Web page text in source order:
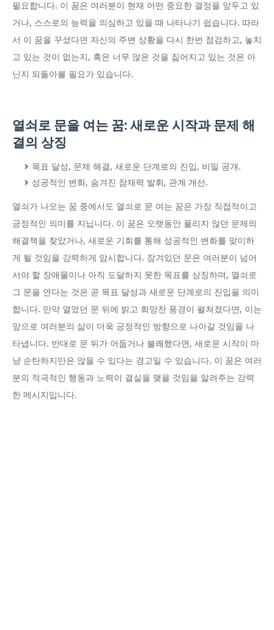
필요합니다. 이 꿈은 여러분이 현재 어떤 중요한 결정을 앞두고 있
거나, 스스로의 능력을 의심하고 있을 때 나타나기 쉽습니다. 따라
서 이 꿈을 꾸셨다면 자신의 주변 상황을 다시 한번 점검하고, 놓치
고 있는 것이 없는지, 혹은 너무 많은 것을 짊어지고 있는 것은 아
닌지 되돌아볼 필요가 있습니다.
열쇠로 문을 여는 꿈: 새로운 시작과 문제 해
결의 상징
목표 달성, 문제 해결, 새로운 단계로의 진입, 비밀 공개.
성공적인 변화, 숨겨진 잠재력 발휘, 관계 개선.
열쇠가 나오는 꿈 중에서도 열쇠로 문 여는 꿈은 가장 직접적이고
긍정적인 의미를 지닙니다. 이 꿈은 오랫동안 풀리지 않던 문제의
해결책을 찾았거나, 새로운 기회를 통해 성공적인 변화를 맞이하
게 될 것임을 강력하게 암시합니다. 잠겨있던 문은 여러분이 넘어
서야 할 장애물이나 아직 도달하지 못한 목표를 상징하며, 열쇠로
그 문을 연다는 것은 곧 목표 달성과 새로운 단계로의 진입을 의미
합니다. 만약 열었던 문 뒤에 밝고 희망찬 풍경이 펼쳐졌다면, 이는
앞으로 여러분의 삶이 더욱 긍정적인 방향으로 나아갈 것임을 나
타냅니다. 반대로 문 뒤가 어둡거나 불쾌했다면, 새로운 시작이 마
냥 순탄하지만은 않을 수 있다는 경고일 수 있습니다. 이 꿈은 여러
분의 적극적인 행동과 노력이 결실을 맺을 것임을 알려주는 강력
한 메시지입니다.